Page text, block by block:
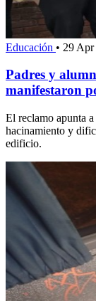
Educación • 29
Padres y
manifestaron
El reclamo apunta
hacinamiento y
edificio.